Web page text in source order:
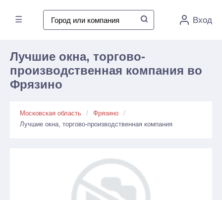
☰ Вход
Лучшие окна, торгово-
производственная компания во
Фрязино
Московская область
Фрязино
Лучшие окна, торгово-производственная компания